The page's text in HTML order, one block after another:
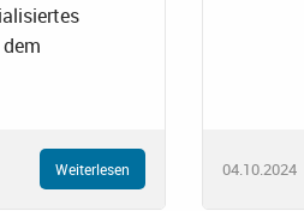
Weiterlesen 04.10.2024